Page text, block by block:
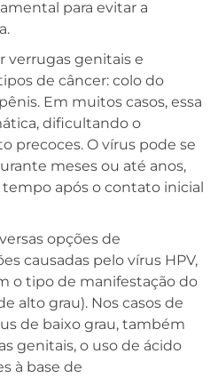
para evitar a
verrugas genitais e
de câncer: colo do
Em muitos casos, essa
dificultando o
precoces. O vírus pode se
meses ou até anos,
após o contato inicial
opções de
causadas pelo vírus HPV,
o tipo de manifestação do
alto grau). Nos casos de
de baixo grau, também
genitais, o uso de ácido
à base de